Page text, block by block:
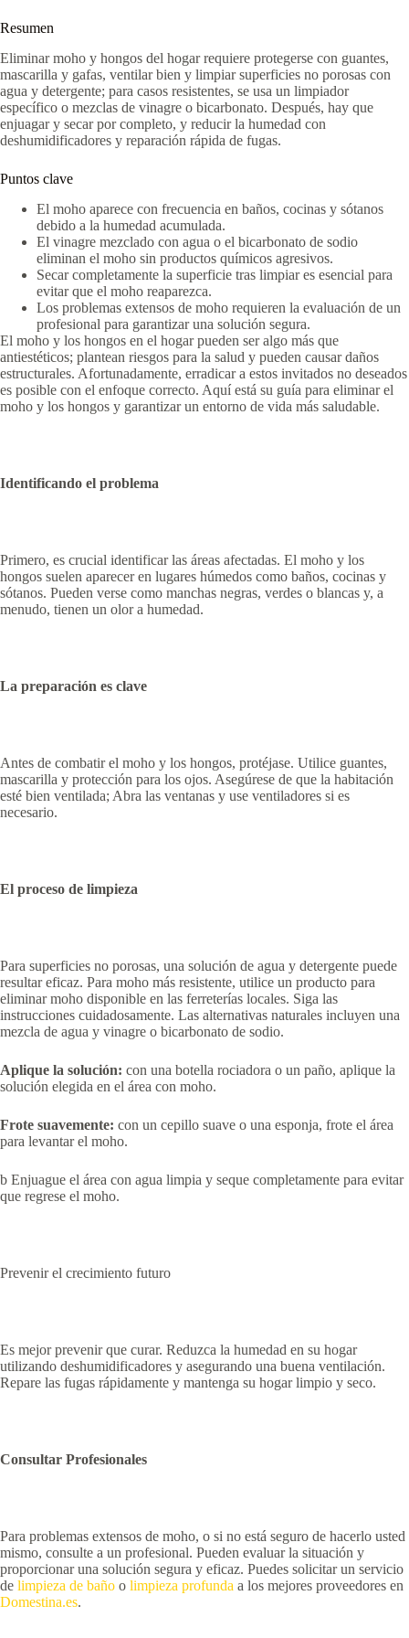
Resumen
Eliminar moho y hongos del hogar requiere protegerse con guantes,
mascarilla y gafas, ventilar bien y limpiar superficies no porosas con
agua y detergente; para casos resistentes, se usa un limpiador
específico o mezclas de vinagre o bicarbonato. Después, hay que
enjuagar y secar por completo, y reducir la humedad con
deshumidificadores y reparación rápida de fugas.
Puntos clave
El moho aparece con frecuencia en baños, cocinas y sótanos
debido a la humedad acumulada.
El vinagre mezclado con agua o el bicarbonato de sodio
eliminan el moho sin productos químicos agresivos.
Secar completamente la superficie tras limpiar es esencial para
evitar que el moho reaparezca.
Los problemas extensos de moho requieren la evaluación de un
profesional para garantizar una solución segura.
El moho y los hongos en el hogar pueden ser algo más que
antiestéticos; plantean riesgos para la salud y pueden causar daños
estructurales. Afortunadamente, erradicar a estos invitados no deseados
es posible con el enfoque correcto. Aquí está su guía para eliminar el
moho y los hongos y garantizar un entorno de vida más saludable.
Identificando el problema
Primero, es crucial identificar las áreas afectadas. El moho y los
hongos suelen aparecer en lugares húmedos como baños, cocinas y
sótanos. Pueden verse como manchas negras, verdes o blancas y, a
menudo, tienen un olor a humedad.
La preparación es clave
Antes de combatir el moho y los hongos, protéjase. Utilice guantes,
mascarilla y protección para los ojos. Asegúrese de que la habitación
esté bien ventilada; Abra las ventanas y use ventiladores si es
necesario.
El proceso de limpieza
Para superficies no porosas, una solución de agua y detergente puede
resultar eficaz. Para moho más resistente, utilice un producto para
eliminar moho disponible en las ferreterías locales. Siga las
instrucciones cuidadosamente. Las alternativas naturales incluyen una
mezcla de agua y vinagre o bicarbonato de sodio.
Aplique la solución: con una botella rociadora o un paño, aplique la
solución elegida en el área con moho.
Frote suavemente: con un cepillo suave o una esponja, frote el área
para levantar el moho.
b Enjuague el área con agua limpia y seque completamente para evitar
que regrese el moho.
Prevenir el crecimiento futuro
Es mejor prevenir que curar. Reduzca la humedad en su hogar
utilizando deshumidificadores y asegurando una buena ventilación.
Repare las fugas rápidamente y mantenga su hogar limpio y seco.
Consultar Profesionales
Para problemas extensos de moho, o si no está seguro de hacerlo usted
mismo, consulte a un profesional. Pueden evaluar la situación y
proporcionar una solución segura y eficaz. Puedes solicitar un servicio
de limpieza de baño o limpieza profunda a los mejores proveedores en
Domestina.es.